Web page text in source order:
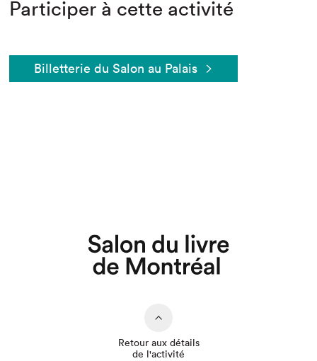
Participer à cette activité
Billetterie du Salon au Palais
Retour aux détails
de l'activité